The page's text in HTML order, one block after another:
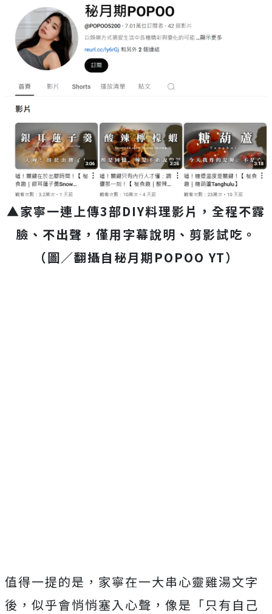
▲家寧一連上傳3部DIY料理影片，全程不露
臉、不出聲，僅用字幕說明、剪影試吃。
（圖／翻攝自秘月期POPOO YT）
值得一提的是，家寧在一大串心靈雞湯文字
後，似乎會悄悄塞入心聲，像是「只有自己